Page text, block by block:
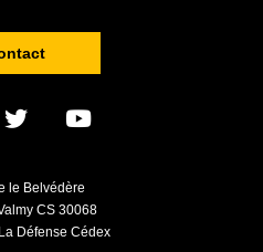
le Belvédère
CS 30068
Défense Cédex